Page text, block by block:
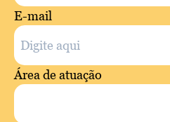
E-mail
Área de atuação